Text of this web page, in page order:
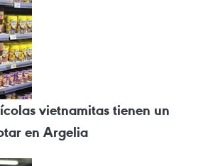
vietnamitas tienen un
en Argelia